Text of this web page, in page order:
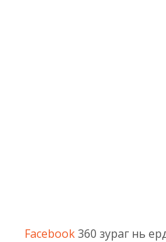
Facebook360 зураг нь